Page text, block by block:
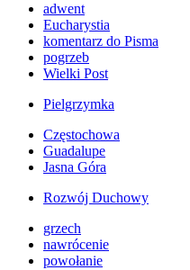
adwent
Eucharystia
komentarz do Pisma
pogrzeb
Wielki Post
Pielgrzymka
Częstochowa
Guadalupe
Jasna Góra
Rozwój Duchowy
grzech
nawrócenie
powołanie